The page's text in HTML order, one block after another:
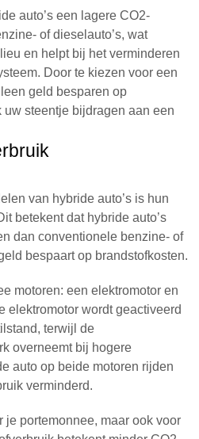
auto’s een lagere CO2-
of dieselauto’s, wat
en helpt bij het verminderen
Door te kiezen voor een
geld besparen op
uw steentje bijdragen aan een
van hybride auto’s is hun
betekent dat hybride auto’s
dan conventionele benzine- of
bespaart op brandstofkosten.
motoren: een elektromotor en
elektromotor wordt geactiveerd
terwijl de
overneemt bij hogere
auto op beide motoren rijden
verminderd.
je portemonnee, maar ook voor